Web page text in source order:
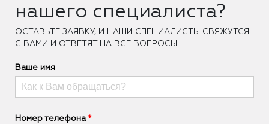
нашего специалиста?
ОCТАВЬТЕ ЗАЯВКУ, И НАШИ СПЕЦИАЛИСТЫ СВЯЖУТСЯ
С ВАМИ И ОТВЕТЯТ НА ВСЕ ВОПРОСЫ
Ваше имя
Номер телефона